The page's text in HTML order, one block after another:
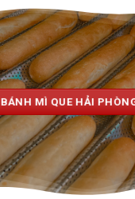
BÁNH MÌ QUE HẢI